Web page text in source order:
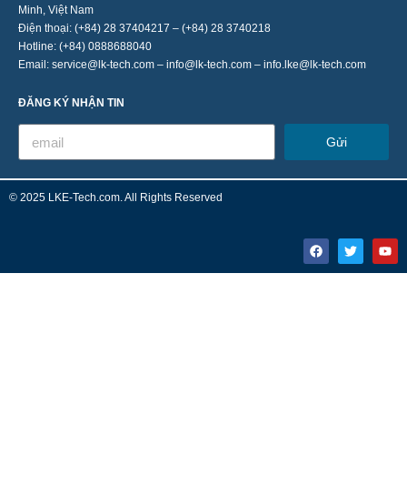
Minh, Việt Nam
Điện thoại: (+84) 28 37404217 – (+84) 28 3740218
Hotline: (+84) 0888688040
Email: service@lk-tech.com – info@lk-tech.com – info.lke@lk-tech.com
ĐĂNG KÝ NHẬN TIN
Gửi
© 2025 LKE-Tech.com. All Rights Reserved